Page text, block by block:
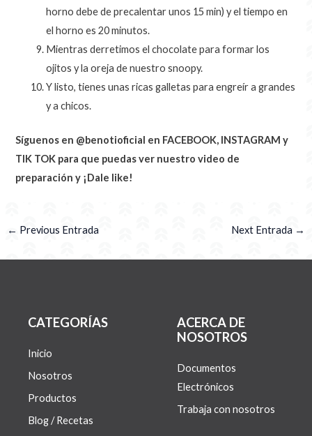
horno debe de precalentar unos 15 min) y el tiempo en
el horno es 20 minutos.
Mientras derretimos el chocolate para formar los
ojitos y la oreja de nuestro snoopy.
Y listo, tienes unas ricas galletas para engreír a grandes
y a chicos.
Síguenos en @benotioficial en FACEBOOK, INSTAGRAM y
TIK TOK para que puedas ver nuestro video de
preparación y ¡Dale like!
← Previous Entrada Next Entrada →
CATEGORÍAS
Inicio
Nosotros
Productos
Blog / Recetas
ACERCA DE
NOSOTROS
Documentos
Electrónicos
Trabaja con nosotros